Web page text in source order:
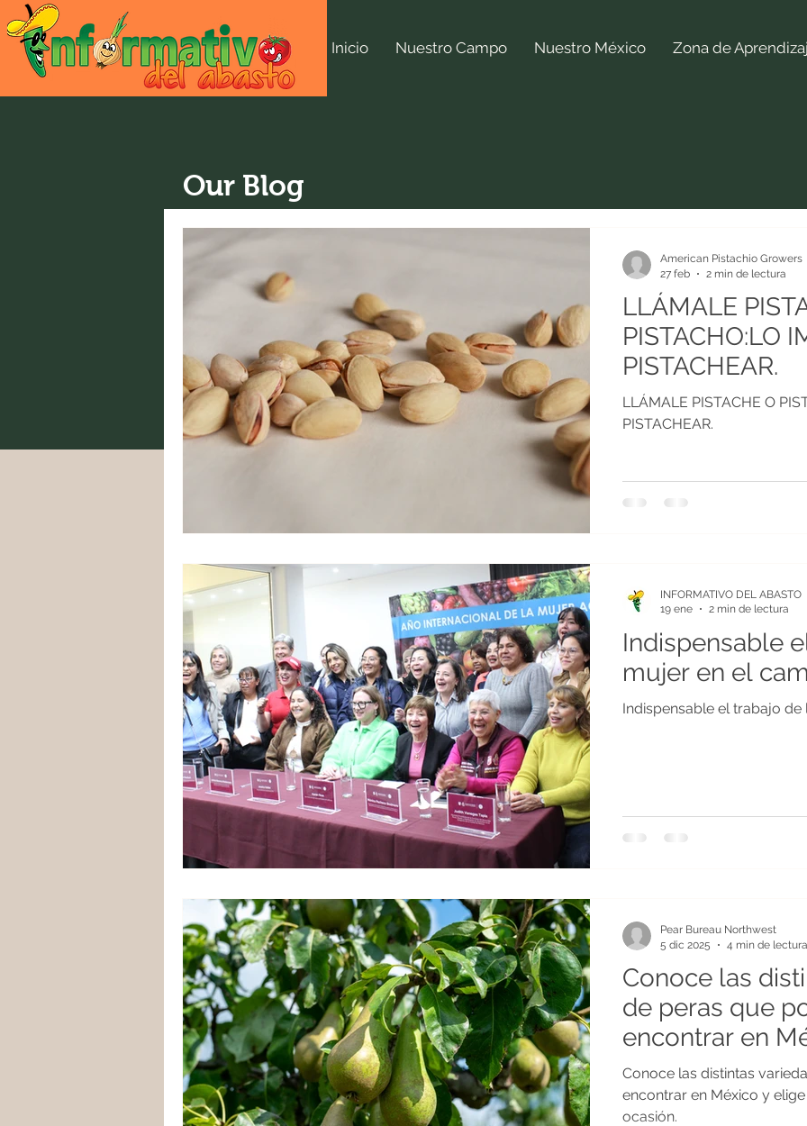
Inicio Nuestro Campo Nuestro México Zona de
LLÁMALE
PISTACHO:LO
PISTACHEAR.
LLÁMALE PISTACHE O
PISTACHEAR.
American Pistachio Growers
27 feb
2 min de lectura
Indispensable
mujer en el
Indispensable el trabajo
INFORMATIVO DEL ABASTO
19 ene
2 min de lectura
Conoce las
de peras que
encontrar en
mejor de ellas
ocasión.
Conoce las distintas
encontrar en México y
ocasión.
Pear Bureau Northwest
5 dic 2025
4 min de lectura
Our Blog